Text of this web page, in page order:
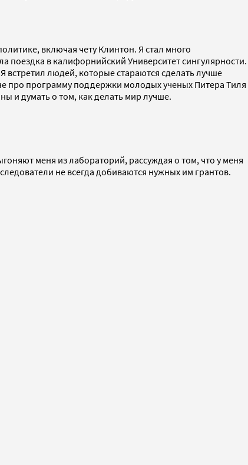
включая чету Клинтон. Я стал много
поездка в калифорнийский Университет сингулярности.
встретил людей, которые стараются сделать лучше
про программу поддержки молодых ученых Питера Тиля
и думать о том, как делать мир лучше.
меня из лабораторий, рассуждая о том, что у меня
не всегда добиваются нужных им грантов.